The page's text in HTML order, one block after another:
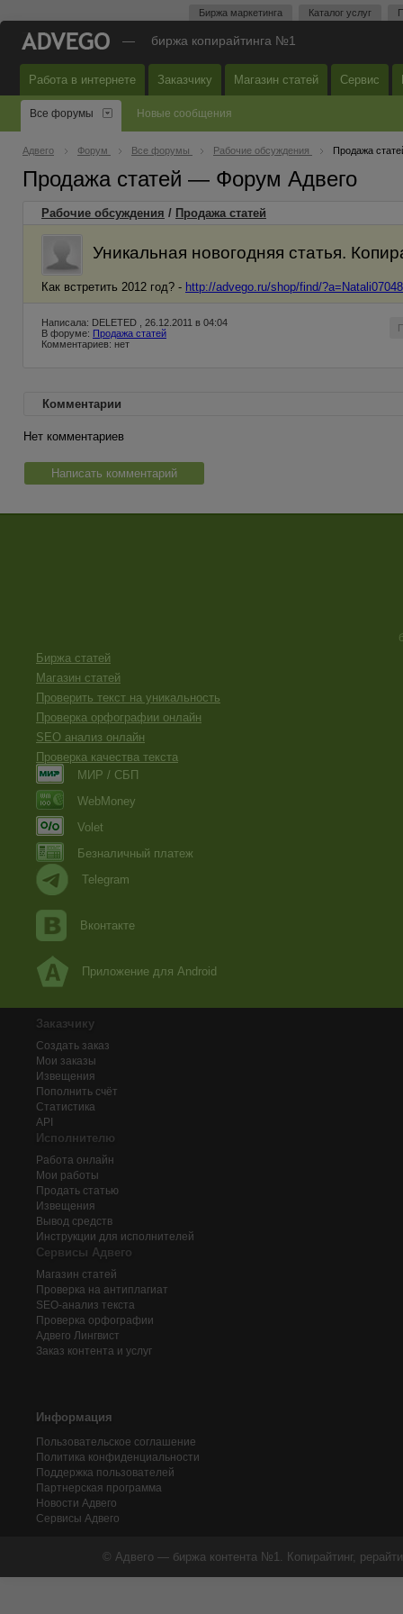
Биржа маркетинга Каталог услуг
— биржа копирайтинга №1
Работа в интернете Заказчику Магазин статей Сервис
Все форумы Новые сообщения
Адвего Форум Все форумы Рабочие обсуждения Продажа
Продажа статей — Форум Адвего
Рабочие обсуждения / Продажа статей
Уникальная новогодняя статья.
Как встретить 2012 год? - http://advego.ru/shop/find/
Написала: DELETED , 26.12.2011 в 04:04
В форуме: Продажа статей
Комментариев: нет
Комментарии
Нет комментариев
Написать комментарий
Биржа статей
Магазин статей
Проверить текст на уникальность
Проверка орфографии онлайн
SEO анализ онлайн
Проверка качества текста
МИР / СБП
WebMoney
Volet
Безналичный платеж
Telegram
Вконтакте
Приложение для Android
Заказчику
Создать заказ
Мои заказы
Извещения
Пополнить счёт
Статистика
API
Исполнителю
Работа онлайн
Мои работы
Продать статью
Извещения
Вывод средств
Инструкции для исполнителей
Сервисы Адвего
Магазин статей
Проверка на антиплагиат
SEO-анализ текста
Проверка орфографии
Адвего Лингвист
Заказ контента и услуг
Информация
Пользовательское соглашение
Политика конфиденциальности
Поддержка пользователей
Партнерская программа
Новости Адвего
Сервисы Адвего
© Адвего — биржа контента №1. Копирайтинг,